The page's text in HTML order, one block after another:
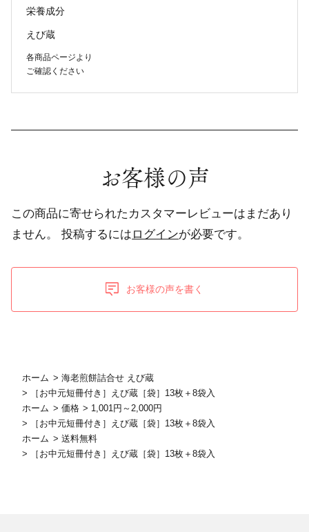
栄養成分
えび蔵
各商品ページより
ご確認ください
お客様の声
この商品に寄せられたカスタマーレビューはまだあり
ません。
投稿するには ログインが必要です。
お客様の声を書く
ホーム > 海老煎餅詰合せ えび蔵
>
［お中元短冊付き］えび蔵［袋］13枚＋8袋入
ホーム > 価格 > 1,001円～2,000円
>
［お中元短冊付き］えび蔵［袋］13枚＋8袋入
ホーム > 送料無料
>
［お中元短冊付き］えび蔵［袋］13枚＋8袋入